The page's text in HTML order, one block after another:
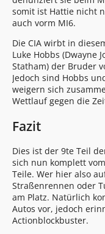
somit ist Hattie nicht
auch vorm MI6.
Die CIA wirbt in
Luke Hobbs (Dwayne
Statham) der Bruder
Jedoch sind Hobbs
weigern sich
Wettlauf gegen die
Fazit
Dies ist der 9te Teil
sich nun komplett
Teile. Wer hier also
Straßenrennen oder
am Platz. Natürlich
Autos vor, jedoch
Actionblockbuster.